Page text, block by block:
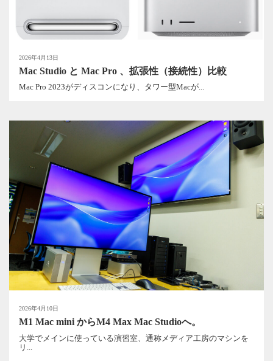
2026年4月13日
Mac Studio と Mac Pro 、拡張性（接続性）比較
Mac Pro 2023がディスコンになり、タワー型Macが...
2026年4月10日
M1 Mac mini からM4 Max Mac Studioへ。
大学でメインに使っている演習室、通称メディア工房のマシンを
リ...